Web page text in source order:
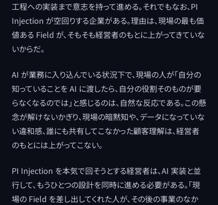
工程への実装まで意志を持って進める。それでもなお、PI
Injection が空回りする企業がある。理由は、現場の最も価
値ある Field が、そもそも経営者のもとに上がってきていな
いからだ。
AI が業務に入り込んでいる状況下で、現場の人が「自分の
知っていることを AI に渡したら、自分の役割そのものが要
らなくなるのでは」と感じるのは、自然な反応である。この懸
念が解けないかぎり、現場の暗黙知や、データになっていな
い違和感、誰にも共有してこなかった顧客理解は、経営者
のもとには上がってこない。
PI Injection を本気で回そうとする経営者は、AI 実装と並
行して、もうひとつの設計を同時に進める必要がある。「現
場の Field を差し出してくれた人が、その後の事業のなか